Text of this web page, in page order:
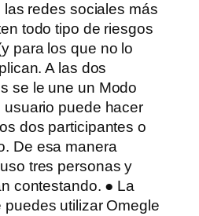
las redes sociales más
todo tipo de riesgos
para los que no lo
A las dos
se le une un Modo
puede hacer
dos participantes o
De esa manera
tres personas y
contestando. ● La
puedes utilizar Omegle